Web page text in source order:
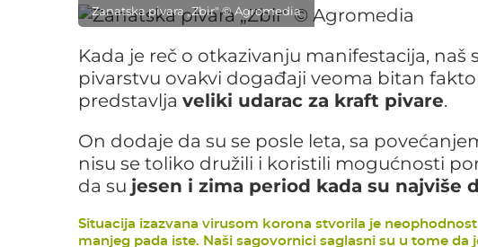
Zanatska pivara „Zbir" © Agromedia
Kada je reč o otkazivanju manifestacija,
pivarstvu ovakvi događaji veoma bitan
predstavlja veliki udarac za kraft pivare.
On dodaje da su se posle leta, sa
nisu se toliko družili i koristili mogućnosti
da su jesen i zima period kada su najviše
Situacija izazvana virusom korona stvorila je
manjeg pada iste. Naši sagovornici saglasni su u tome